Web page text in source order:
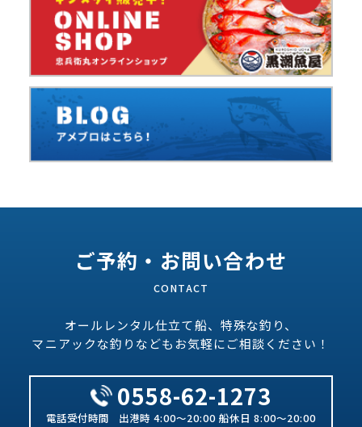
ご予約・お問い合わせ
オールレンタル仕立て船、特殊な釣り、
マニアックな釣りなどもお気軽にご相談ください！
0558-62-1273
出港時 4:00～20:00 船休日 8:00～20:00